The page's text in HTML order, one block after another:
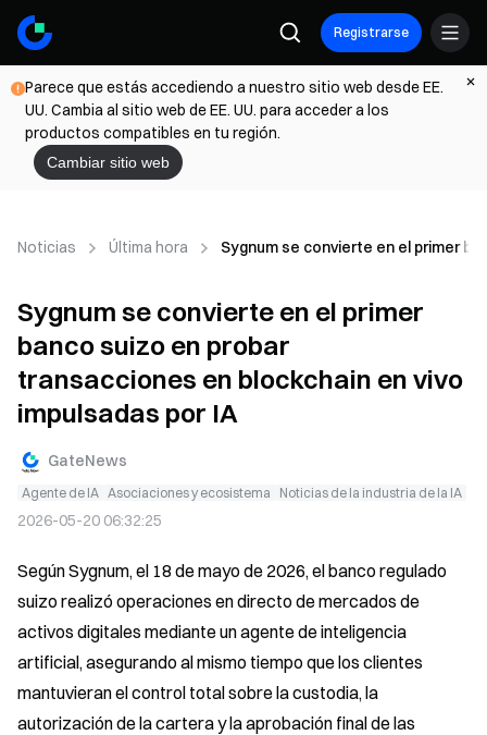
Registrarse
Parece que estás accediendo a nuestro sitio web desde EE.
UU. Cambia al sitio web de EE. UU. para acceder a los
productos compatibles en tu región.
Cambiar sitio web
Noticias Última hora Sygnum se convierte en el primer
Sygnum se convierte en el primer
banco suizo en probar
transacciones en blockchain en vivo
impulsadas por IA
GateNews
Agente de IA Asociaciones y ecosistema Noticias de la industria de la IA
2026-05-20 06:32:25
Según Sygnum, el 18 de mayo de 2026, el banco regulado
suizo realizó operaciones en directo de mercados de
activos digitales mediante un agente de inteligencia
artificial, asegurando al mismo tiempo que los clientes
mantuvieran el control total sobre la custodia, la
autorización de la cartera y la aprobación final de las